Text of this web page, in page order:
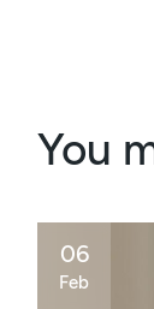
You
06
Feb